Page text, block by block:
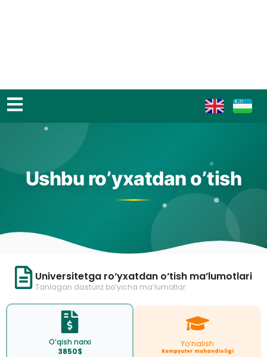
Ushbu ro’yxatdan o’tish
Universitetga ro‘yxatdan o‘tish ma’lumotlari
Tanlagan dasturiz bo‘yicha ma’lumotlar
O‘qish narxi
3850$
Yo‘nalish
Kompyuter muhandisligi